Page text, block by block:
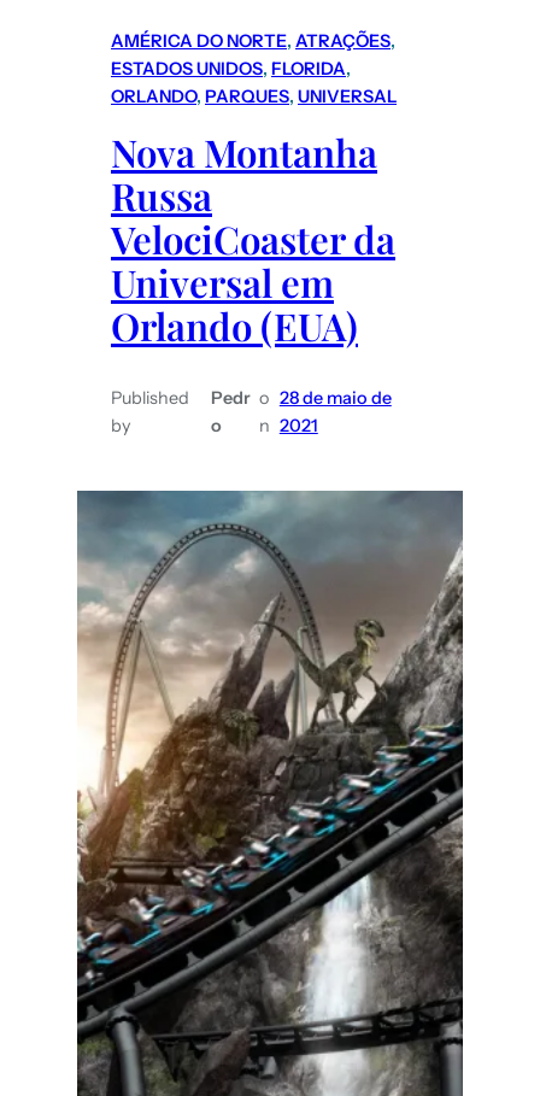
AMÉRICA DO NORTE, ATRAÇÕES
ESTADOS UNIDOS, FLORIDA
ORLANDO, PARQUES, UNIVERSAL
Nova Montanha
Russa
VelociCoaster da
Universal em
Orlando (EUA)
Published
by
Pedr
o
o
n
28 de maio de
2021